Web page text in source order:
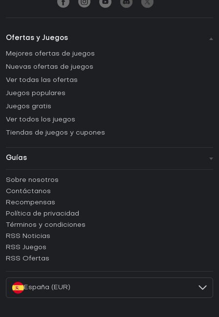
Ofertas y Juegos
Mejores ofertas de juegos
Nuevas ofertas de juegos
Ver todas las ofertas
Juegos populares
Juegos gratis
Ver todos los juegos
Tiendas de juegos y cupones
Guías
Guías y tutoriales
¿Cómo activar una CD Key de Steam?
¿Cómo activar una CD Key de Epic Games?
¿Cómo activar una CD Key de GOG?
¿Cómo activar una CD Key de Ubisoft Connect?
Sobre nosotros
Contáctanos
Recompensas
Política de privacidad
Términos y condiciones
RSS Noticias
RSS Juegos
RSS Ofertas
España (EUR)